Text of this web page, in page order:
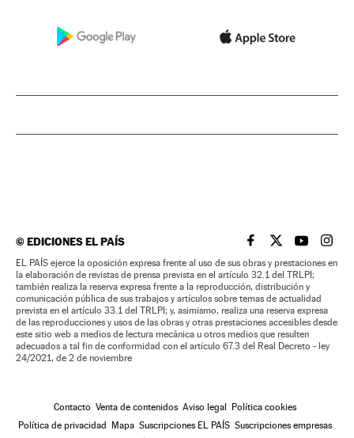
©EDICIONES EL PAÍS EL PAÍS BRASIL EN
EL PAÍSEL PAÍS
EL
EL PAÍS ejerce la oposición expresa frente al uso de sus obras y prestaciones en
la elaboración de revistas de prensa prevista en el artículo 32.1 del TRLPI;
también realiza la reserva expresa frente a la reproducción, distribución y
comunicación pública de sus trabajos y artículos sobre temas de actualidad
prevista en el artículo 33.1 del TRLPI; y, asimismo, realiza una reserva expresa
de las reproducciones y usos de las obras y otras prestaciones accesibles desde
este sitio web a medios de lectura mecánica u otros medios que resulten
adecuados a tal fin de conformidad con el artículo 67.3 del Real Decreto - ley
24/2021, de 2 de noviembre
Contacto Venta de contenidos Aviso legal
Política cookies
Política de privacidad
Mapa Suscripciones EL PAÍS Suscripciones empresas